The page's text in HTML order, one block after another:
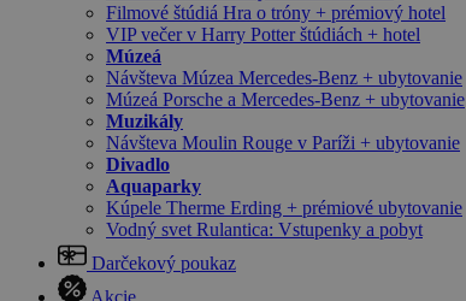
Filmové štúdiá Hra o tróny + prémiový hotel
VIP večer v Harry Potter štúdiách + hotel
Múzeá
Návšteva Múzea Mercedes-Benz + ubytovanie
Múzeá Porsche a Mercedes-Benz + ubytovanie
Muzikály
Návšteva Moulin Rouge v Paríži + ubytovanie
Divadlo
Aquaparky
Kúpele Therme Erding + prémiové ubytovanie
Vodný svet Rulantica: Vstupenky a pobyt
Darčekový poukaz
Akcie